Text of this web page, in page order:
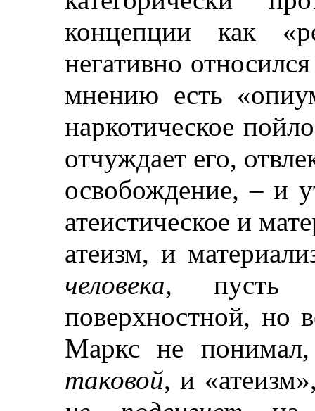
концепции как
негативно
мнению есть
наркотическое
отчуждает его,
освобождение, – и
атеистическое и
атеизм, и
человека, пусть
поверхностной, но
Маркс не
таковой, и